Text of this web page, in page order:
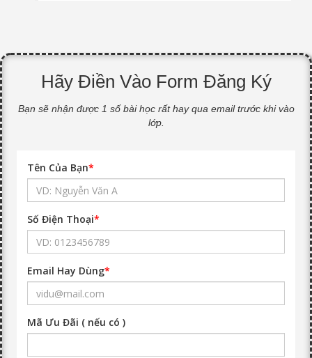
Hãy Điền Vào Form Đăng Ký
Bạn sẽ nhận được 1 số bài học rất hay qua email trước khi vào
lớp.
Tên Của Bạn*
Số Điện Thoại*
Email Hay Dùng*
Mã Ưu Đãi ( nếu có )